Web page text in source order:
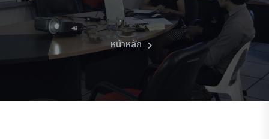
หน้าหลัก